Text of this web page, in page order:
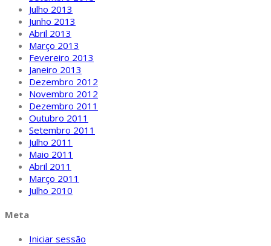
Julho 2013
Junho 2013
Abril 2013
Março 2013
Fevereiro 2013
Janeiro 2013
Dezembro 2012
Novembro 2012
Dezembro 2011
Outubro 2011
Setembro 2011
Julho 2011
Maio 2011
Abril 2011
Março 2011
Julho 2010
Meta
Iniciar sessão